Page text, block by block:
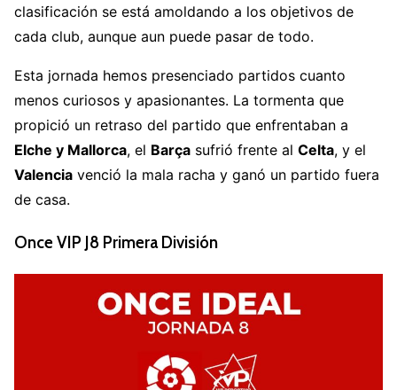
clasificación se está amoldando a los objetivos de
cada club, aunque aun puede pasar de todo.
Esta jornada hemos presenciado partidos cuanto
menos curiosos y apasionantes. La tormenta que
propició un retraso del partido que enfrentaban a
Elche y Mallorca, el Barça sufrió frente al Celta, y el
Valencia venció la mala racha y ganó un partido fuera
de casa.
Once VIP J8 Primera División